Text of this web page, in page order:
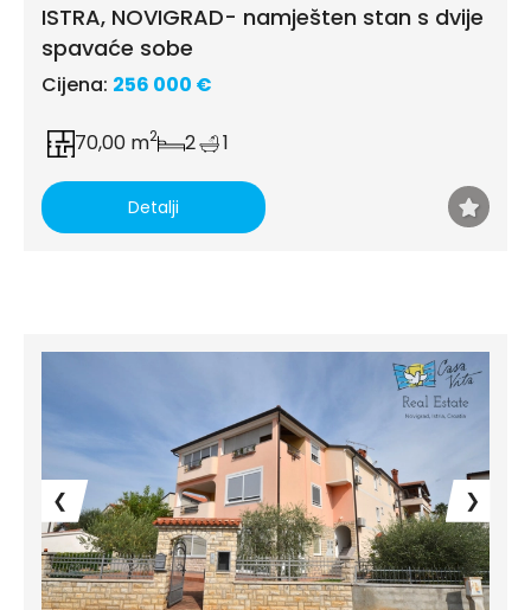
ISTRA, NOVIGRAD- namješten stan s dvije
spavaće sobe
Cijena: 256 000 €
70,00 m2 2 1
Detalji
❮ ❯